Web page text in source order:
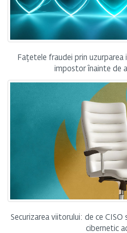
Fațetele fraudei prin
impostor înainte de
Securizarea viitorului: de ce CISO
cibernetic